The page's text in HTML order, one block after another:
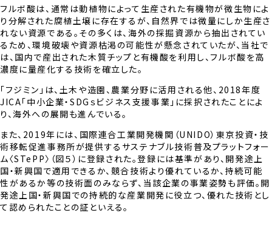
フルボ酸は、通常は動植物によって生産された有機物が微生物によ
り分解された腐植土壌に存在するが、自然界では微量にしか生産さ
れない資源である。その多くは、海外の採掘資源から抽出されてい
るため、環境破壊や資源枯渇の可能性が懸念されていたが、当社で
は、国内で産出された木質チップと有機酸を利用し、フルボ酸を高
濃度に量産化する技術を確立した。
「フジミン」は、土木や造園、農業分野に活用される他、2018年度
JICA「中小企業・SDGｓビジネス支援事業」に採択されたことによ
り、海外への展開も進んでいる。
また、2019年には、国際連合工業開発機関（UNIDO）東京投資・技
術移転促進事務所が提供するサステナブル技術普及プラットフォー
ム〈STePP〉（図５）に登録された。登録には基準があり、開発途上
国・新興国で適用できるか、競合技術より優れているか、持続可能
性があるか等の技術面のみならず、当該企業の事業姿勢も評価。開
発途上国・新興国での持続的な産業開発に役立つ、優れた技術とし
て認められたことの証といえる。